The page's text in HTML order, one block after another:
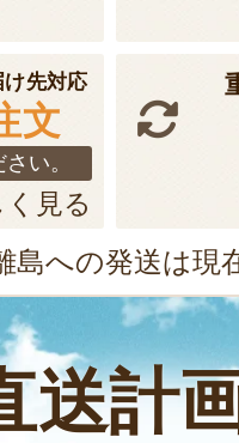
先対応
文
い。
見る
島への発送は現
送計